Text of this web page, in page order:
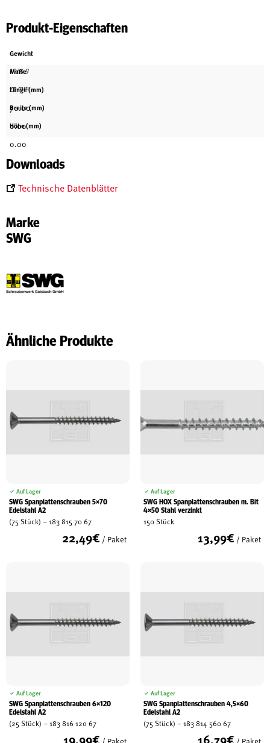
Produkt-Eigenschaften
Gewicht
1044 g
Maße
70 mm
Länge (mm)
70.00
Breite (mm)
0.00
Höhe (mm)
0.00
Downloads
Technische Datenblätter
Marke
SWG
Ähnliche Produkte
Auf Lager
SWG Spanplattenschrauben 5×70
Edelstahl A2
(75 Stück) – 183 815 70 67
22,49€ / Paket
Auf Lager
SWG HOX Spanplattenschrauben m. Bit
4×50 Stahl verzinkt
150 Stück
13,99€ / Paket
Auf Lager
SWG Spanplattenschrauben 6×120
Edelstahl A2
(25 Stück) – 183 816 120 67
19,99€
Auf Lager
SWG Spanplattenschrauben 4,5×60
Edelstahl A2
(75 Stück) – 183 814 560 67
16,79€